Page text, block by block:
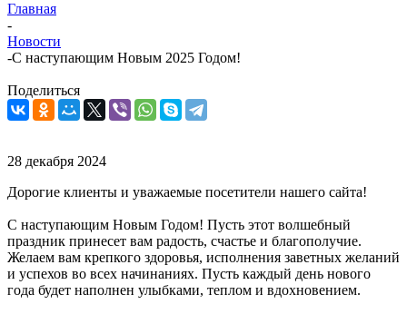
Главная
-
Новости
-С наступающим Новым 2025 Годом!
Поделиться
28 декабря 2024
Дорогие клиенты и уважаемые посетители нашего сайта!
С наступающим Новым Годом! Пусть этот волшебный
праздник принесет вам радость, счастье и благополучие.
Желаем вам крепкого здоровья, исполнения заветных желаний
и успехов во всех начинаниях. Пусть каждый день нового
года будет наполнен улыбками, теплом и вдохновением.